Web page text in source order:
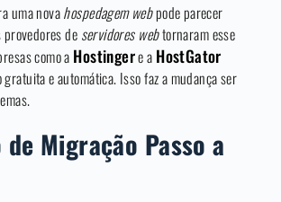
uma novahospedagem webpode parecer
de servidores webtornaram esse
como a Hostingere a HostGator
e automática. Isso faz a mudança ser
Migração Passo a